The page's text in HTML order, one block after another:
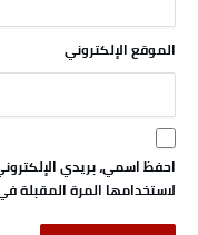
الموقع الإلكتروني
احفظ اسمي، بريدي
لاستخدامها المرة المقبلة